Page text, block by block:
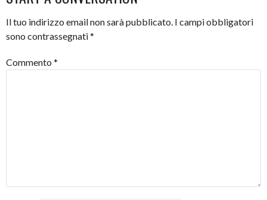
Il tuo indirizzo email non sarà pubblicato. I campi obbligatori
sono contrassegnati*
Commento *